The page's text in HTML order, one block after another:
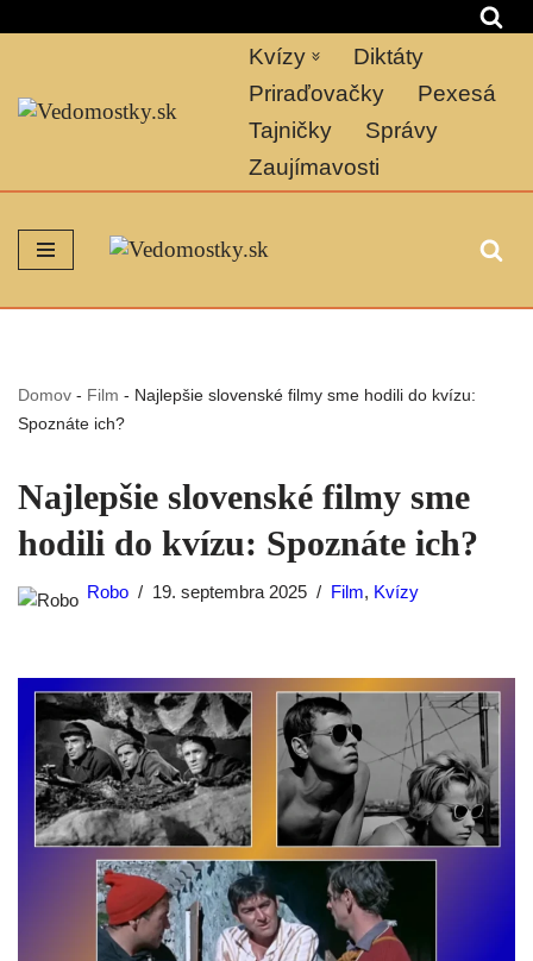
na
obsah
Kvízy
Diktáty
Priraďovačky
Pexesá
Tajničky
Správy
Zaujímavosti
Domov - Film - Najlepšie slovenské filmy sme hodili do kvízu:
Spoznáte ich?
Najlepšie slovenské filmy sme
hodili do kvízu: Spoznáte ich?
Robo 19. septembra 2025 Film, Kvízy